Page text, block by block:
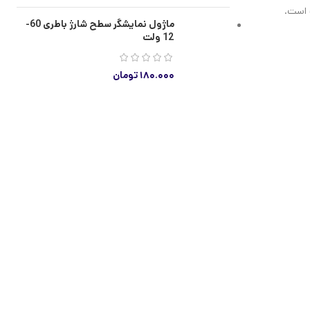
است.
ماژول نمایشگر سطح شارژ باطرى 60-
12 ولت
۱۸۰.۰۰۰تومان